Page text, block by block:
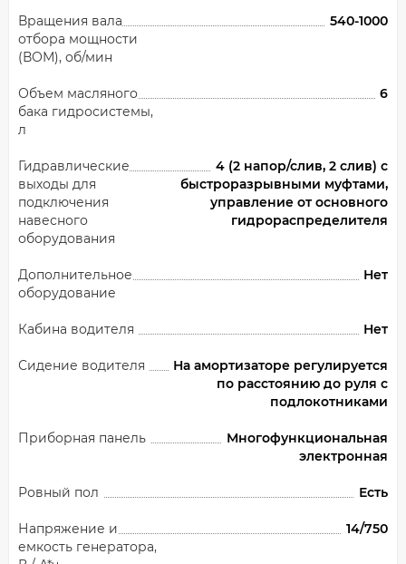
Вращения вала
отбора мощности
(ВОМ), об/мин
540-1000
Объем масляного
бака гидросистемы,
л
6
Гидравлические
выходы для
подключения
навесного
оборудования
4 (2 напор/слив, 2 слив) с
быстроразрывными муфтами,
управление от основного
гидрораспределителя
Дополнительное
оборудование
Нет
Кабина водителя Нет
Сидение водителя
На амортизаторе регулируется
по расстоянию до руля с
подлокотниками
Приборная панель
Многофункциональная
электронная
Ровный пол Есть
Напряжение и
емкость генератора,
14/750